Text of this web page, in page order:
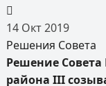
14 Окт2019
Решения Совета
Решение
района III